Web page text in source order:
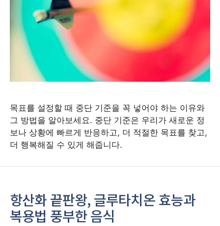
목표를 설정할 때 중단 기준을 꼭 넣어야 하는 이유와
그 방법을 알아보세요. 중단 기준은 우리가 새로운 정
보나 상황에 빠르게 반응하고, 더 적절한 목표를 찾고,
더 행복해질 수 있게 해줍니다.
항산화 끝판왕, 글루타치온 효능과
복용법 풍부한 음식